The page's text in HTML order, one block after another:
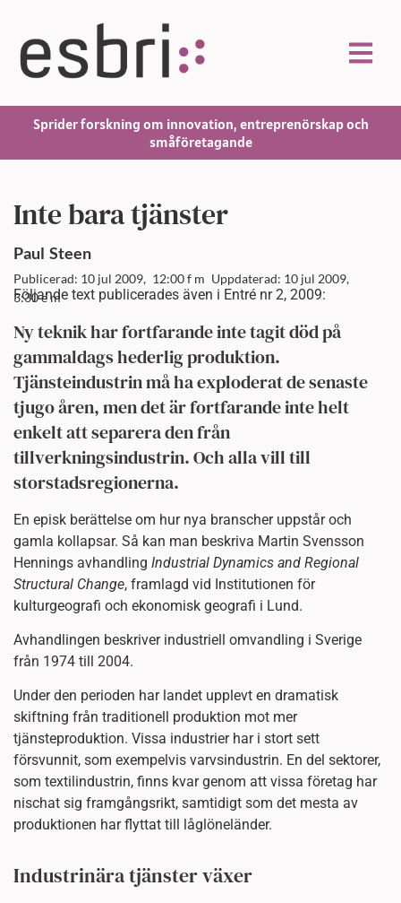
Sprider forskning om innovation, entreprenörskap och
småföretagande
Inte bara tjänster
Paul Steen
Publicerad: 10 jul 2009, 12:00 f m Uppdaterad: 10 jul 2009,
3:30 e m
Följande text publicerades även i Entré nr 2, 2009:
Ny teknik har fortfarande inte tagit död på
gammaldags hederlig produktion.
Tjänsteindustrin må ha exploderat de senaste
tjugo åren, men det är fortfarande inte helt
enkelt att separera den från
tillverkningsindustrin. Och alla vill till
storstadsregionerna.
En episk berättelse om hur nya branscher uppstår och
gamla kollapsar. Så kan man beskriva Martin Svensson
Hennings avhandling Industrial Dynamics and Regional
Structural Change, framlagd vid Institutionen för
kulturgeografi och ekonomisk geografi i Lund.
Avhandlingen beskriver industriell omvandling i Sverige
från 1974 till 2004.
Under den perioden har landet upplevt en dramatisk
skiftning från traditionell produktion mot mer
tjänsteproduktion. Vissa industrier har i stort sett
försvunnit, som exempelvis varvsindustrin. En del sektorer,
som textilindustrin, finns kvar genom att vissa företag har
nischat sig framgångsrikt, samtidigt som det mesta av
produktionen har flyttat till låglöneländer.
Industrinära tjänster växer